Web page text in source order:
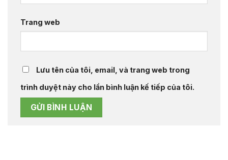
Trang web
Lưu tên của tôi, email, và trang web trong
trình duyệt này cho lần bình luận kế tiếp của tôi.